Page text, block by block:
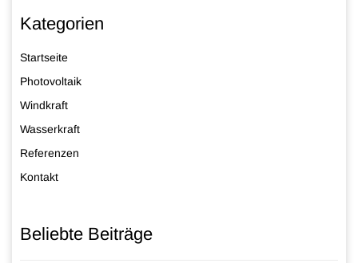
Kategorien
Startseite
Photovoltaik
Windkraft
Wasserkraft
Referenzen
Kontakt
Beliebte Beiträge